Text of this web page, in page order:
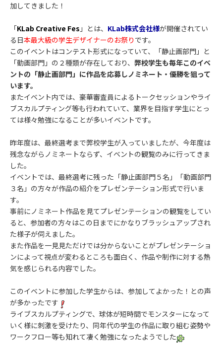
加してきました！
「KLab Creative Fes 」とは、 KLab株式会社様が開催されてい
る日本最大級の学生デザイナーのお祭り です。
このイベントはコンテスト形式になっていて、「静止画部門」と
「動画部門」の２種類が存在しており、 弊校学生も毎年このイベ
ントの「静止画部門」に作品を応募しノミネート・優勝を狙って
います。
またイベント内では、豪華審査員によるトークセッションやライ
ブスカルプティング等も行われていて、 業界を目指す学生にとっ
ては様々勉強になることが多いイベントです。
昨年度は、最終選考まで弊校学生が入っていましたが、今年度は
残念ながらノミネートならず、イベントの観覧のみに行ってきま
した。
イベントでは、最終選考に残った「静止画部門５名」「動画部門
３名」の方々が作品の紹介をプレゼンテーション形式で行いま
す。
事前にノミネート作品を見てプレゼンテーションの観覧をしてい
ると、参加者の方々はこの日までにかなりブラッシュアップされ
た様子が伺えました。
また作品を一見見ただけでは分からないことがプレゼンテーショ
ンによって視点が変わるところも面白く、作品や制作に対する熱
気を感じられる内容でした。
このイベントに参加した学生からは、参加してよかった！との声
が多かったです
ライブスカルプティングで、球体が短時間でモンスターになって
いく様に刺激を受けたり、 同年代の学生の作品に取り組む姿勢や
ワークフロー等も知れて凄く勉強になったようでした